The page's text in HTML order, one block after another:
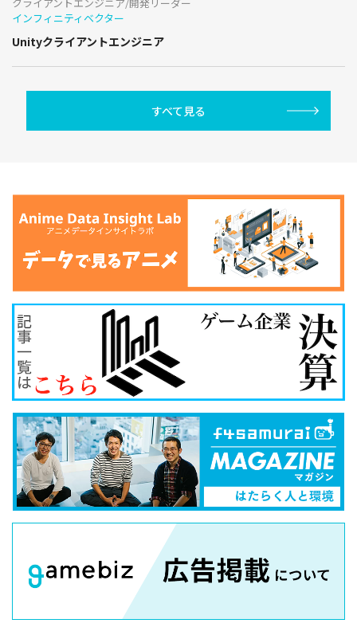
インフィニティベクター
Unityクライアントエンジニア
すべて見る